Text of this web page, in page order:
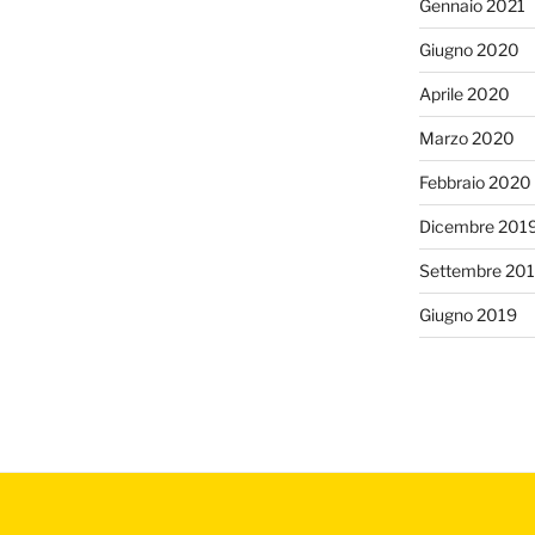
Gennaio 2021
Giugno 2020
Aprile 2020
Marzo 2020
Febbraio 2020
Dicembre
Settembre
Giugno 2019